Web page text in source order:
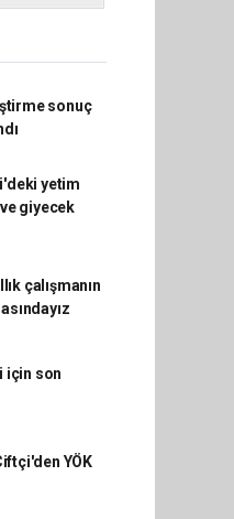
sonuç
yetim
giyecek
çalışmanın
için son
YÖK